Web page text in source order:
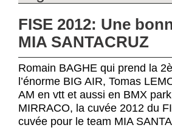
FISE 2012: Une
MIA SANTACRUZ
Romain BAGHE qui prend la
l’énorme BIG AIR, Tomas
AM en vtt et aussi en BMX
MIRRACO, la cuvée 2012 du
cuvée pour le team MIA